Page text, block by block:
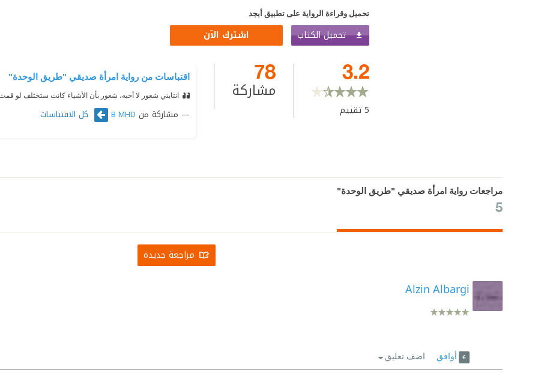
تحميل وقراءة الرواية على تطبيق أبجد
تحميل الكتاب اشترك الآن
3.2
5تقييم
78
مشاركة
اقتباسات من رواية امرأة صديقي "طريق الوحدة"
انتابني شعور لا أحبه، شعور بأن الأشياء كانت ستختلف لو
مشاركة من B MHD كل الاقتباسات
مراجعات رواية امرأة صديقي "طريق الوحدة"
5
مراجعة جديدة
Alzin Albargi
أوافق اضف تعليق